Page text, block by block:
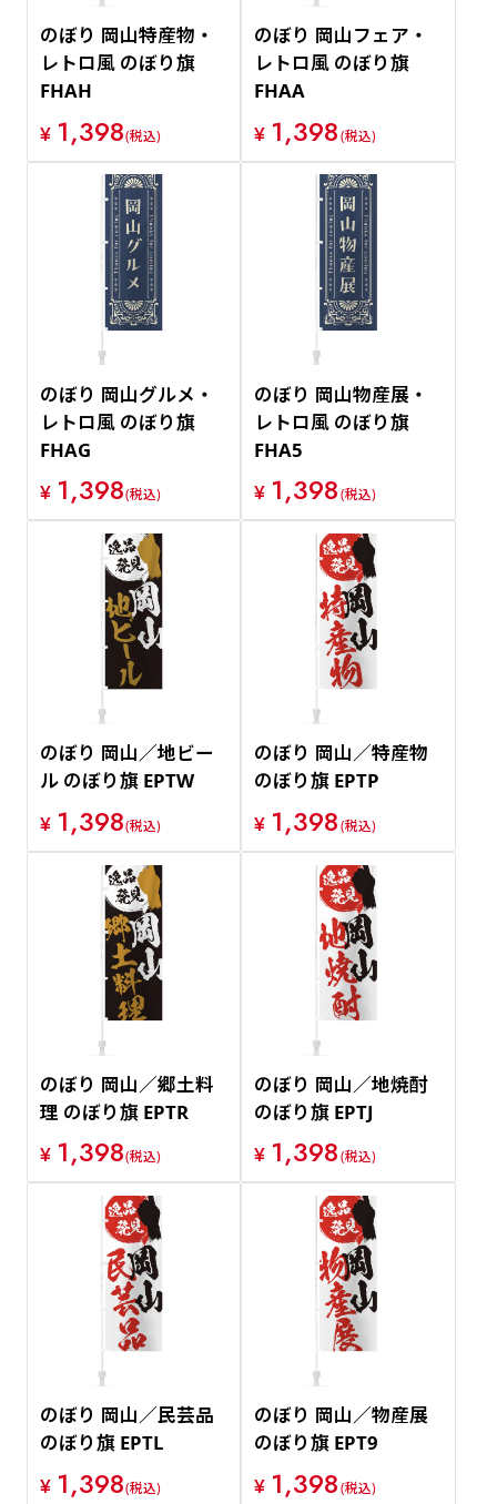
のぼり 岡山特産物・
レトロ風 のぼり旗
FHAH
¥ 1,398(税込)
のぼり 岡山フェア・
レトロ風 のぼり旗
FHAA
¥ 1,398(税込)
のぼり 岡山グルメ・
レトロ風 のぼり旗
FHAG
¥ 1,398(税込)
のぼり 岡山物産展・
レトロ風 のぼり旗
FHA5
¥ 1,398(税込)
のぼり 岡山／地ビー
ル のぼり旗 EPTW
¥ 1,398(税込)
のぼり 岡山／特産物
のぼり旗 EPTP
¥ 1,398(税込)
のぼり 岡山／郷土料
理 のぼり旗 EPTR
¥ 1,398(税込)
のぼり 岡山／地焼酎
のぼり旗 EPTJ
¥ 1,398(税込)
のぼり 岡山／民芸品
のぼり旗 EPTL
¥ 1,398(税込)
のぼり 岡山／物産展
のぼり旗 EPT9
¥ 1,398(税込)